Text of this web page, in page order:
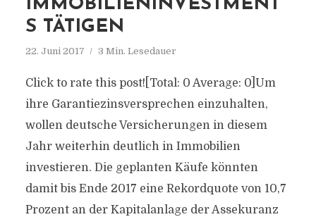
IMMOBILIENINVESTMENT
S TÄTIGEN
22. Juni 2017 3 Min. Lesedauer
Click to rate this post![Total: 0 Average: 0]Um
ihre Garantiezinsversprechen einzuhalten,
wollen deutsche Versicherungen in diesem
Jahr weiterhin deutlich in Immobilien
investieren. Die geplanten Käufe könnten
damit bis Ende 2017 eine Rekordquote von 10,7
Prozent an der Kapitalanlage der Assekuranz